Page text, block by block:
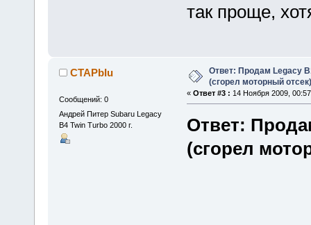
так проще,
CTAPbIu
Сообщений: 0
Андрей Питер Subaru Legacy
B4 Twin Turbo 2000 г.
Ответ: Продам Legacy
(сгорел моторный отсек)
« Ответ #3 : 14 Ноября 2009,
Ответ:
(сгорел